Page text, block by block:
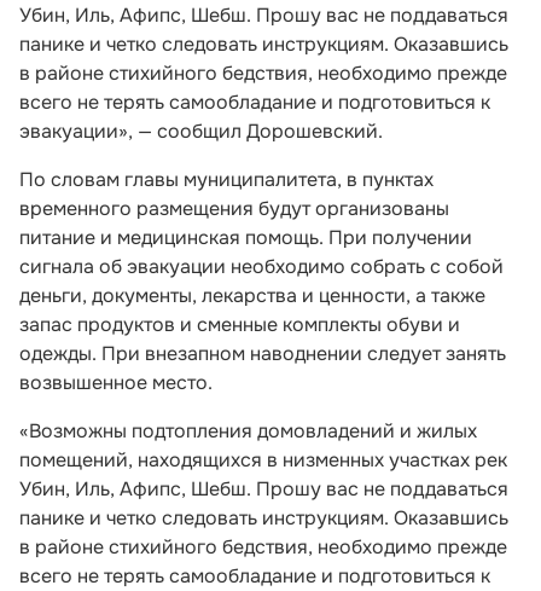
Убин, Иль, Афипс, Шебш. Прошу вас не поддаваться
панике и четко следовать инструкциям. Оказавшись
в районе стихийного бедствия, необходимо прежде
всего не терять самообладание и подготовиться к
эвакуации», — сообщил Дорошевский.
По словам главы муниципалитета, в пунктах
временного размещения будут организованы
питание и медицинская помощь. При получении
сигнала об эвакуации необходимо собрать с собой
деньги, документы, лекарства и ценности, а также
запас продуктов и сменные комплекты обуви и
одежды. При внезапном наводнении следует занять
возвышенное место.
«Возможны подтопления домовладений и жилых
помещений, находящихся в низменных участках рек
Убин, Иль, Афипс, Шебш. Прошу вас не поддаваться
панике и четко следовать инструкциям. Оказавшись
в районе стихийного бедствия, необходимо прежде
всего не терять самообладание и подготовиться к